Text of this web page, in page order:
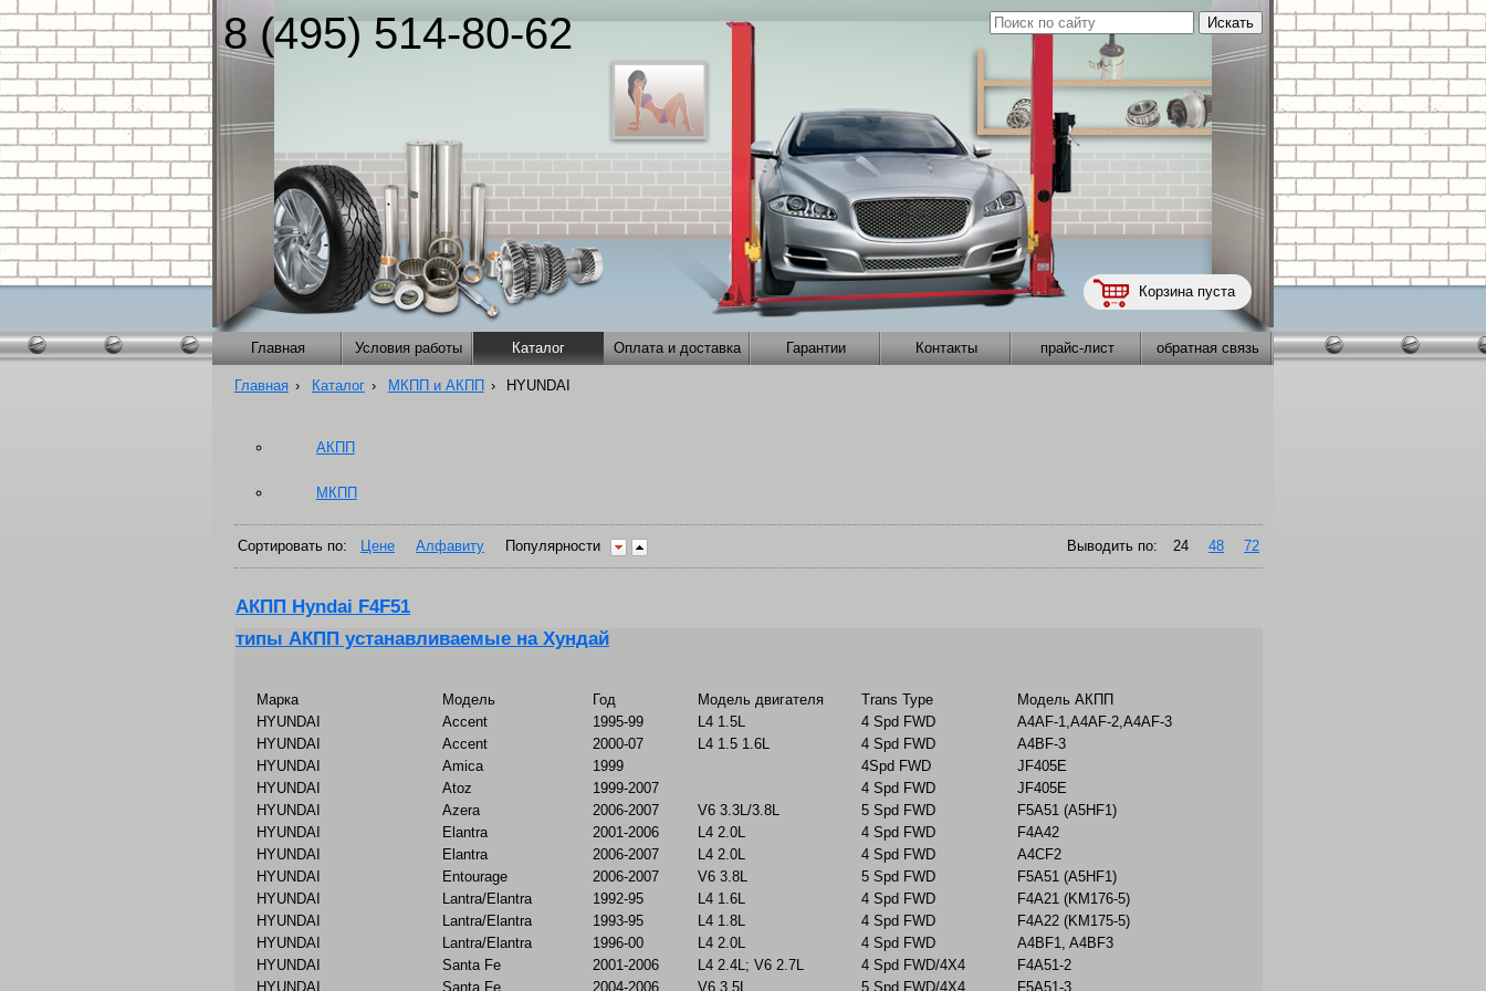
Корзина пуста
8 (495) 514-80-62
Главная Условия работы Каталог Оплата и доставка Гарантии Контакты прайс-лист обратная связь
Главная › Каталог › МКПП и АКПП › HYUNDAI
АКПП
МКПП
Выводить по: 24 48 72
Сортировать по: Цене Алфавиту Популярности
АКПП Hyndai F4F51
типы АКПП устанавливаемые на Хундай
Марка Модель Год Модель двигателя Trans Type
Модель АКПП
HYUNDAI
Accent 1995-99 L4 1.5L 4 Spd FWD
A4AF-1,A4AF-2,A4AF-3
HYUNDAI
Accent 2000-07 L4 1.5 1.6L 4 Spd FWD
A4BF-3
HYUNDAI
Amica 1999 4Spd FWD
JF405E
HYUNDAI
Atoz 1999-2007 4 Spd FWD
JF405E
HYUNDAI
Azera 2006-2007 V6 3.3L/3.8L 5 Spd FWD
F5A51 (A5HF1)
HYUNDAI
Elantra 2001-2006 L4 2.0L 4 Spd FWD
F4A42
HYUNDAI
Elantra 2006-2007 L4 2.0L 4 Spd FWD
A4CF2
HYUNDAI
Entourage 2006-2007 V6 3.8L 5 Spd FWD
F5A51 (A5HF1)
HYUNDAI
Lantra/Elantra 1992-95 L4 1.6L 4 Spd FWD
F4A21 (KM176-5)
HYUNDAI
Lantra/Elantra 1993-95 L4 1.8L 4 Spd FWD
F4A22 (KM175-5)
HYUNDAI
Lantra/Elantra 1996-00 L4 2.0L 4 Spd FWD
A4BF1, A4BF3
HYUNDAI
Santa Fe 2001-2006 L4 2.4L; V6 2.7L 4 Spd FWD/4X4
F4A51-2
HYUNDAI
Santa Fe 2004-2006 V6 3.5L 5 Spd FWD/4X4 F5A51-3